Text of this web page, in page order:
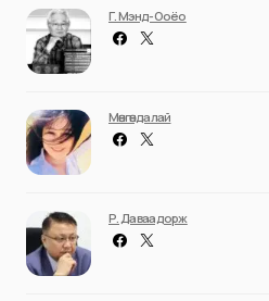
Г. Мэнд-Ооёо
Мөнгөндалай
Р. Даваадорж